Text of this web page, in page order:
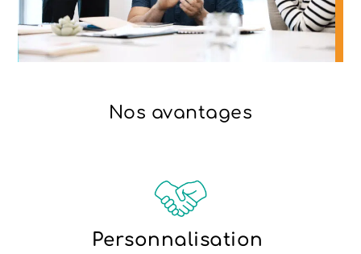
Nos avantages
Personnalisation